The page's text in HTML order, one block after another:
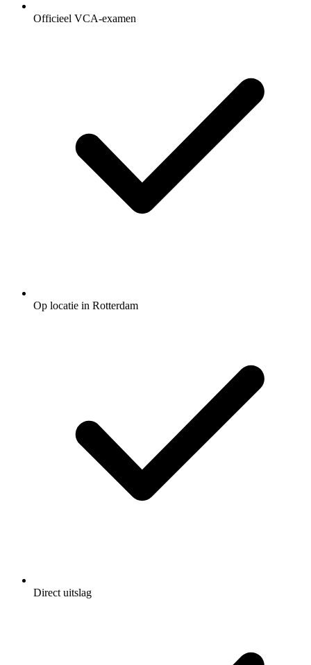
Officieel VCA-examen
Op locatie in Rotterdam
Direct uitslag